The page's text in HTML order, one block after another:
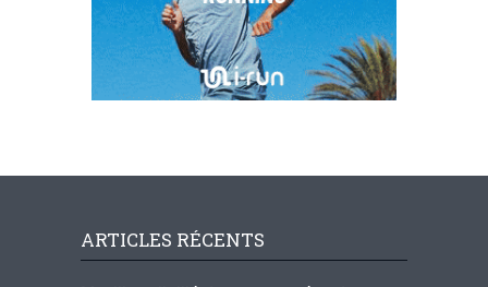
ARTICLES RÉCENTS